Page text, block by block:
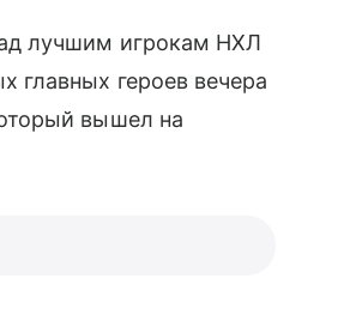
лучшим игрокам НХЛ
главных героев вечера
вышел на